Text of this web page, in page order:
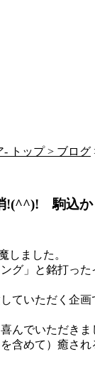
- トップ > ブログ
!(^^)! 駒込か
しました。
グ」と銘打った
ていただく企
んでいただきま
含めて）癒され